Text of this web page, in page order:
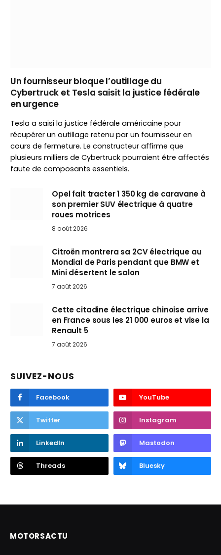
Un fournisseur bloque l’outillage du
Cybertruck et Tesla saisit la justice fédérale
en urgence
Tesla a saisi la justice fédérale américaine pour
récupérer un outillage retenu par un fournisseur en
cours de fermeture. Le constructeur affirme que
plusieurs milliers de Cybertruck pourraient être affectés
faute de composants essentiels.
Opel fait tracter 1 350 kg de caravane à
son premier SUV électrique à quatre
roues motrices
8 août 2026
Citroën montrera sa 2CV électrique au
Mondial de Paris pendant que BMW et
Mini désertent le salon
7 août 2026
Cette citadine électrique chinoise arrive
en France sous les 21 000 euros et vise la
Renault 5
7 août 2026
SUIVEZ-NOUS
Facebook YouTube
Twitter Instagram
LinkedIn Mastodon
Threads Bluesky
MOTORSACTU